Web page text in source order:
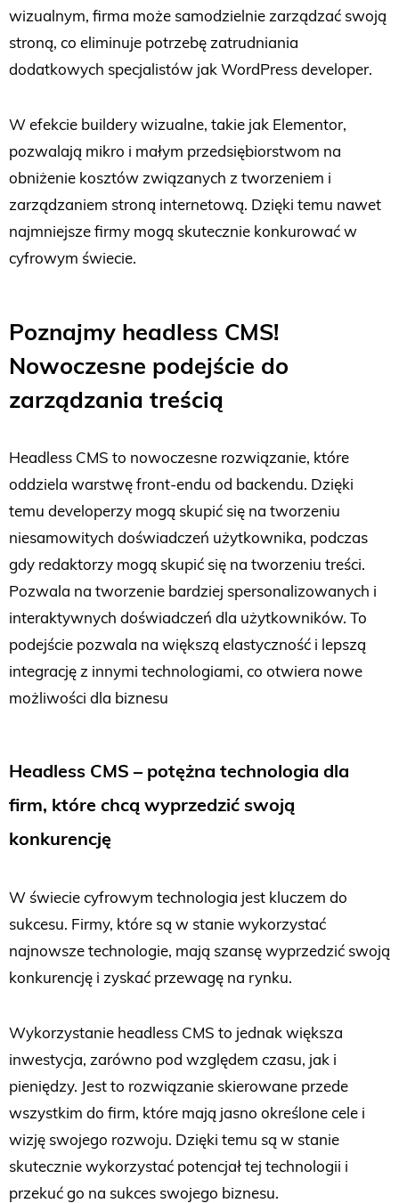
wizualnym, firma może samodzielnie zarządzać swoją
stroną, co eliminuje potrzebę zatrudniania
dodatkowych specjalistów jak WordPress developer.
W efekcie buildery wizualne, takie jak Elementor,
pozwalają mikro i małym przedsiębiorstwom na
obniżenie kosztów związanych z tworzeniem i
zarządzaniem stroną internetową. Dzięki temu nawet
najmniejsze firmy mogą skutecznie konkurować w
cyfrowym świecie.
Poznajmy headless CMS!
Nowoczesne podejście do
zarządzania treścią
Headless CMS to nowoczesne rozwiązanie, które
oddziela warstwę front-endu od backendu. Dzięki
temu developerzy mogą skupić się na tworzeniu
niesamowitych doświadczeń użytkownika, podczas
gdy redaktorzy mogą skupić się na tworzeniu treści.
Pozwala na tworzenie bardziej spersonalizowanych i
interaktywnych doświadczeń dla użytkowników. To
podejście pozwala na większą elastyczność i lepszą
integrację z innymi technologiami, co otwiera nowe
możliwości dla biznesu
Headless CMS – potężna technologia dla
firm, które chcą wyprzedzić swoją
konkurencję
W świecie cyfrowym technologia jest kluczem do
sukcesu. Firmy, które są w stanie wykorzystać
najnowsze technologie, mają szansę wyprzedzić swoją
konkurencję i zyskać przewagę na rynku.
Wykorzystanie headless CMS to jednak większa
inwestycja, zarówno pod względem czasu, jak i
pieniędzy. Jest to rozwiązanie skierowane przede
wszystkim do firm, które mają jasno określone cele i
wizję swojego rozwoju. Dzięki temu są w stanie
skutecznie wykorzystać potencjał tej technologii i
przekuć go na sukces swojego biznesu.